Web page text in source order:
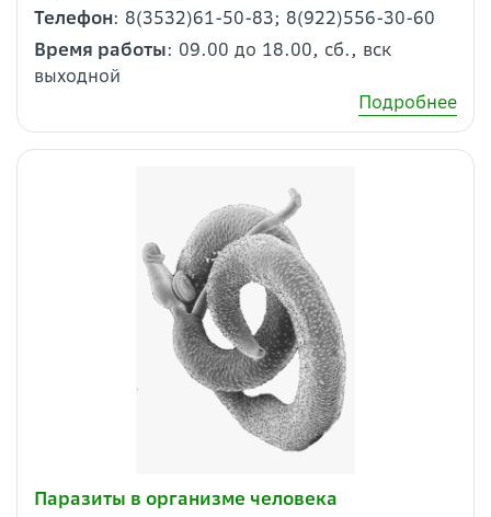
Телефон: 8(3532)61-50-83; 8(922)556-30-60
Время работы: 09.00 до 18.00, сб., вск
выходной
Подробнее
Паразиты в организме человека